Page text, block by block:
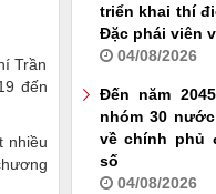
Trần
đến
nhiều
triển khai thí
Đặc phái viên
04/08/2026
Đến năm
nhóm 30
về chính phủ
số
04/08/2026